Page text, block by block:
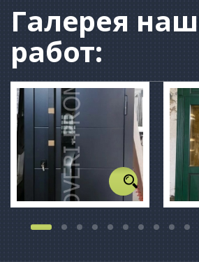
Галерея
работ: